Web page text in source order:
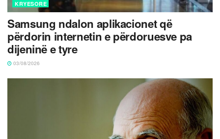
KRYESORE
Samsung ndalon aplikacionet që
përdorin internetin e përdoruesve pa
dijeninë e tyre
03/08/2026